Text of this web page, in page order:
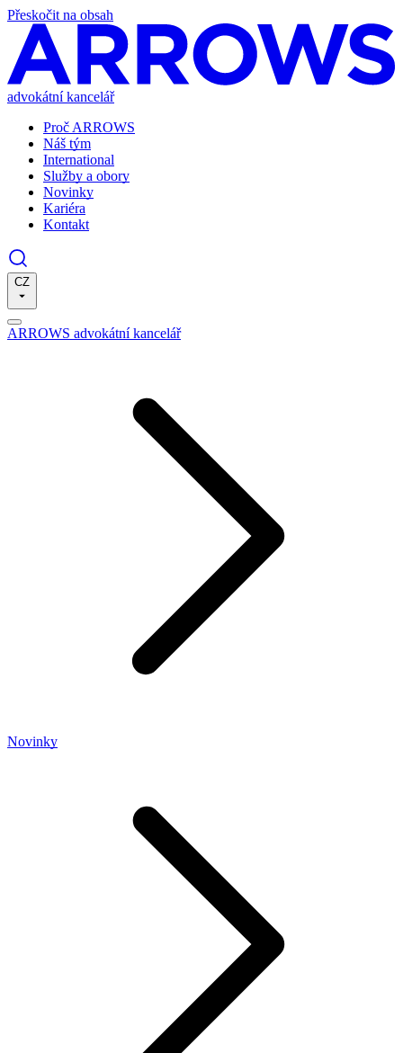
Přeskočit na obsah
advokátní kancelář
Proč ARROWS
Náš tým
International
Služby a obory
Novinky
Kariéra
Kontakt
CZ
ARROWS advokátní kancelář
Novinky